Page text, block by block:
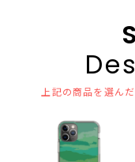
上記の商品を選ん